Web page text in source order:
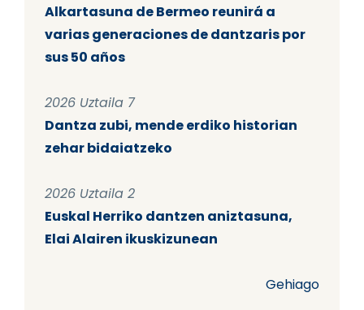
Alkartasuna de Bermeo reunirá a
varias generaciones de dantzaris por
sus 50 años
2026 Uztaila 7
Dantza zubi, mende erdiko historian
zehar bidaiatzeko
2026 Uztaila 2
Euskal Herriko dantzen aniztasuna,
Elai Alairen ikuskizunean
Gehiago